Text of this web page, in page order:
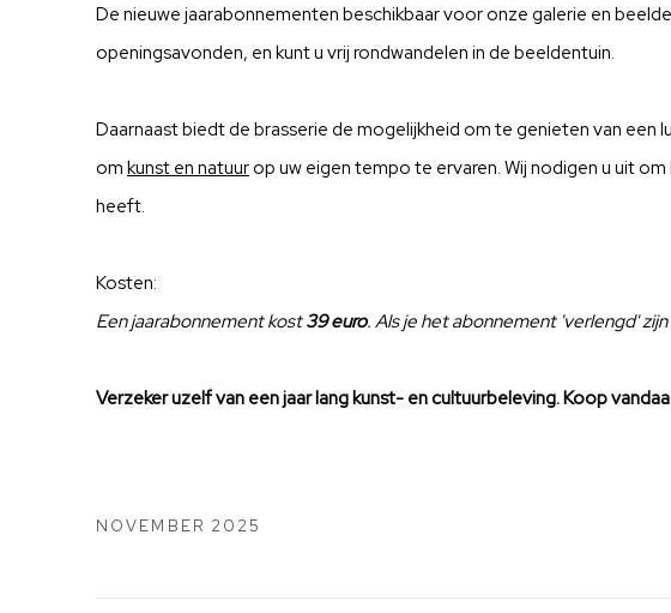
De nieuwe jaarabonnementen beschikbaar voor onze galerie en
openingsavonden, en kunt u vrij rondwandelen in de beeldentuin.
Daarnaast biedt de brasserie de mogelijkheid om te genieten van een
om kunst en natuur op uw eigen tempo te ervaren. Wij nodigen u uit
heeft.
Kosten:
Een jaarabonnement kost39 euro. Als je het abonnement 'verlengd'
Verzeker uzelf van een jaar lang kunst- en cultuurbeleving. Koop
NOVEMBER 2025